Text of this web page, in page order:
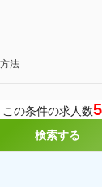
法
この条件の求人数5
検索する